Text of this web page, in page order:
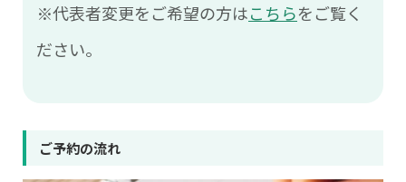
※代表者変更をご希望の方はこちらをご覧く
ださい。
ご予約の流れ